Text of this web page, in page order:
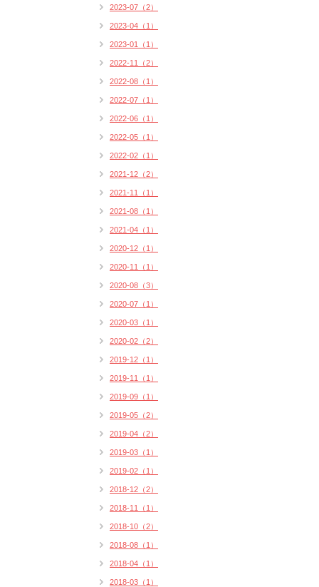
2023-07（2）
2023-04（1）
2023-01（1）
2022-11（2）
2022-08（1）
2022-07（1）
2022-06（1）
2022-05（1）
2022-02（1）
2021-12（2）
2021-11（1）
2021-08（1）
2021-04（1）
2020-12（1）
2020-11（1）
2020-08（3）
2020-07（1）
2020-03（1）
2020-02（2）
2019-12（1）
2019-11（1）
2019-09（1）
2019-05（2）
2019-04（2）
2019-03（1）
2019-02（1）
2018-12（2）
2018-11（1）
2018-10（2）
2018-08（1）
2018-04（1）
2018-03（1）